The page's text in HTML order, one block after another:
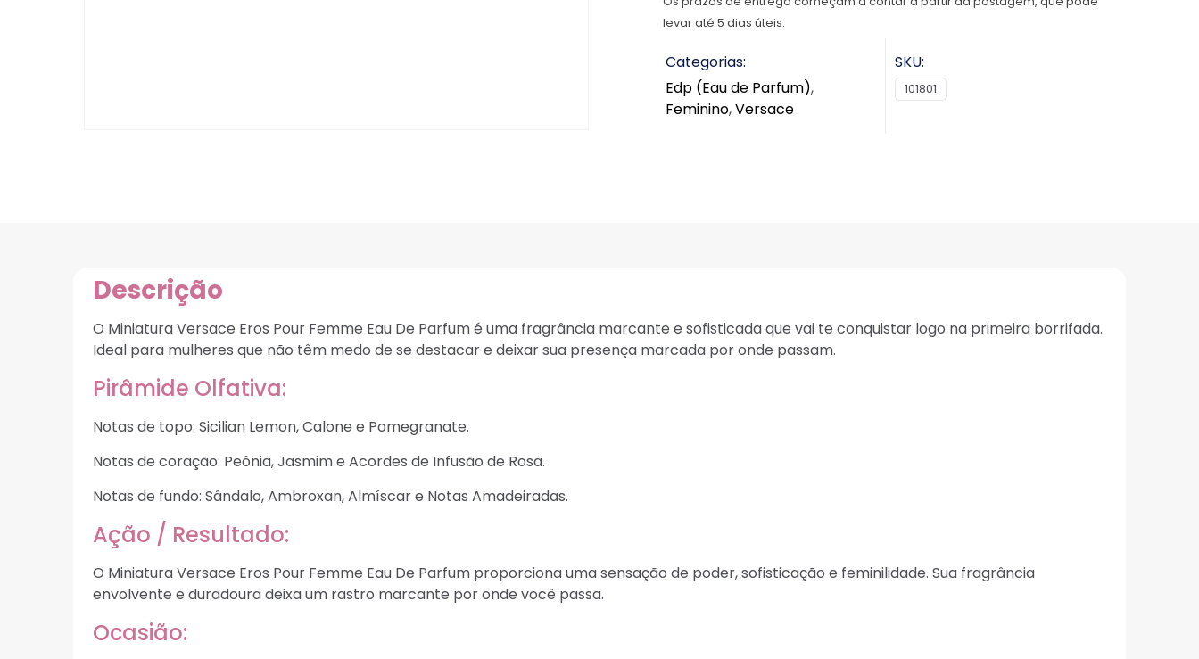
levar até 5 dias úteis.
Categorias:
Edp (Eau de Parfum),
Feminino,Versace
SKU:
101801
Descrição
O Miniatura Versace Eros Pour Femme Eau De Parfum é uma fragrância marcante e sofisticada que vai te conquistar logo na primeira borrifada.
Ideal para mulheres que não têm medo de se destacar e deixar sua presença marcada por onde passam.
Pirâmide Olfativa:
Notas de topo: Sicilian Lemon, Calone e Pomegranate.
Notas de coração: Peônia, Jasmim e Acordes de Infusão de Rosa.
Notas de fundo: Sândalo, Ambroxan, Almíscar e Notas Amadeiradas.
Ação / Resultado:
O Miniatura Versace Eros Pour Femme Eau De Parfum proporciona uma sensação de poder, sofisticação e feminilidade. Sua fragrância
envolvente e duradoura deixa um rastro marcante por onde você passa.
Ocasião: